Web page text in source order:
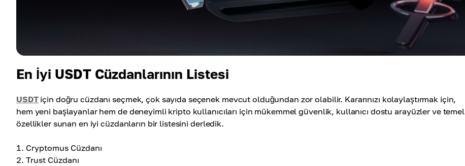
En İyi USDT Cüzdanlarının Listesi
USDTiçin doğru cüzdanı seçmek, çok sayıda seçenek mevcut olduğundan zor olabilir. Kararınızı kolaylaştırmak için,
hem yeni başlayanlar hem de deneyimli kripto kullanıcıları için mükemmel güvenlik, kullanıcı dostu arayüzler ve temel
özellikler sunan en iyi cüzdanların bir listesini derledik.
Cryptomus Cüzdanı
Trust Cüzdanı